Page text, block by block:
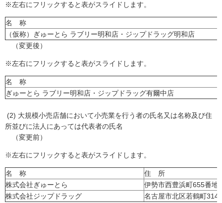
※左右にフリックすると表がスライドします。
名 称
（仮称）ぎゅーとら ラブリー明和店・ジップドラッグ明和店
（変更後）
※左右にフリックすると表がスライドします。
名 称
ぎゅーとら ラブリー明和店・ジップドラッグ有爾中店
(2) 大規模小売店舗において小売業を行う者の氏名又は名称及び住
所並びに法人にあっては代表者の氏名
（変更前）
※左右にフリックすると表がスライドします。
名 称
住 所
株式会社ぎゅーとら
伊勢市西豊浜町655番地
株式会社ジップドラッグ
名古屋市北区若鶴町314